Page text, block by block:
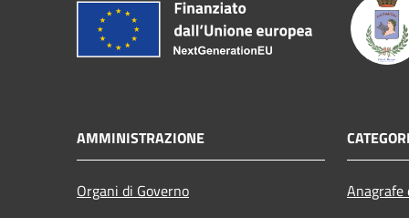
AMMINISTRAZIONE
Organi di Governo